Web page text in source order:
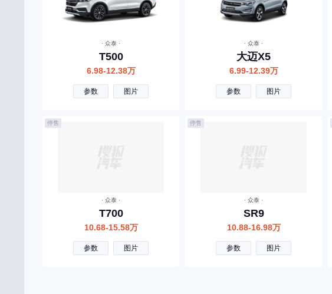
· 众泰 ·
T500
6.98-12.38万
参数 图片
· 众泰 ·
大迈X5
6.99-12.39万
参数 图片
· 众泰 ·
T700
10.68-15.58万
参数 图片
停售
· 众泰 ·
SR9
10.88-16.98万
参数 图片
停售
方程豹